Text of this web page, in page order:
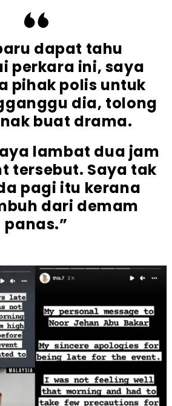
dapat tahu
perkara ini, saya
pihak polis untuk
dia, tolong
buat drama.
lambat dua jam
tersebut. Saya tak
pagi itu kerana
dari demam
panas.”